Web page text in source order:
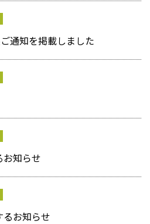
通知を掲載しました
知らせ
お知らせ